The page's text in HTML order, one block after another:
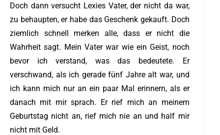
Doch dann versucht Lexies Vater, der nicht da war,
zu behaupten, er habe das Geschenk gekauft. Doch
ziemlich schnell merken alle, dass er nicht die
Wahrheit sagt. Mein Vater war wie ein Geist, noch
bevor ich verstand, was das bedeutete. Er
verschwand, als ich gerade fünf Jahre alt war, und
ich kann mich nur an ein paar Mal erinnern, als er
danach mit mir sprach. Er rief mich an meinem
Geburtstag nicht an, rief mich nie an und half mir
nicht mit Geld.